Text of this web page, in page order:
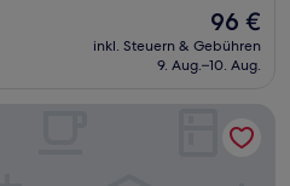
Der
Preis
beträgt
96 €
inkl. Steuern & Gebühren
9. Aug.–10. Aug.